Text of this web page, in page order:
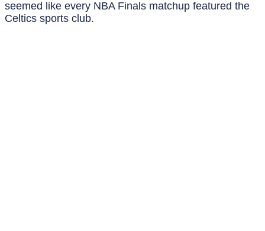
seemed like every NBA Finals matchup featured the
Celtics sports club.